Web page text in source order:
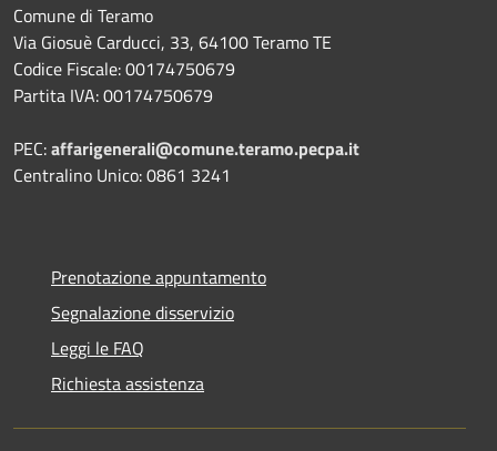
Comune di Teramo
Via Giosuè Carducci, 33, 64100 Teramo TE
Codice Fiscale: 00174750679
Partita IVA: 00174750679
PEC:affarigenerali@comune.teramo.pecpa.it
Centralino Unico: 0861 3241
Prenotazione appuntamento
Segnalazione disservizio
Leggi le FAQ
Richiesta assistenza